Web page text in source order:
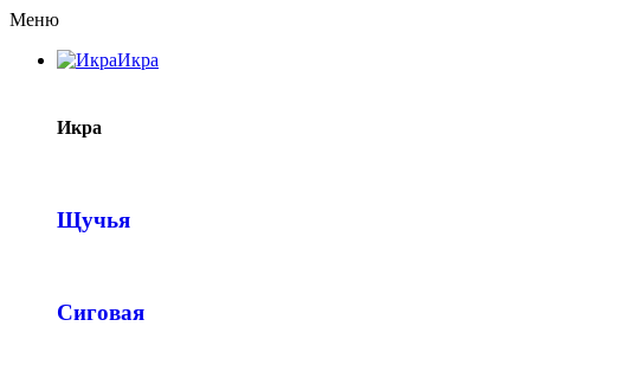
Меню
Икра
Икра
Щучья
Сиговая